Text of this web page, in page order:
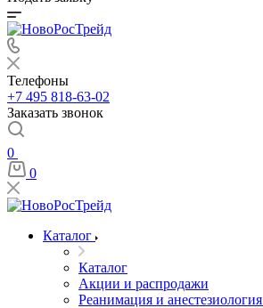
Телефоны
+7 495 818-63-02
Заказать звонок
0
0
Каталог
Каталог
Акции и распродажи
Реанимация и анестезиология